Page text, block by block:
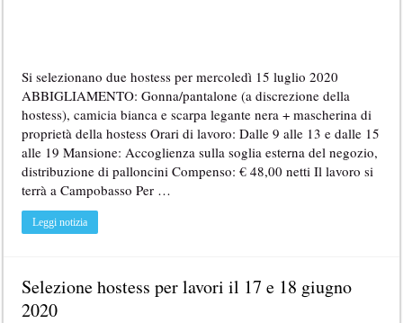
Si selezionano due hostess per mercoledì 15 luglio 2020
ABBIGLIAMENTO: Gonna/pantalone (a discrezione della
hostess), camicia bianca e scarpa legante nera + mascherina di
proprietà della hostess Orari di lavoro: Dalle 9 alle 13 e dalle 15
alle 19 Mansione: Accoglienza sulla soglia esterna del negozio,
distribuzione di palloncini Compenso: € 48,00 netti Il lavoro si
terrà a Campobasso Per …
Leggi notizia
Selezione hostess per lavori il 17 e 18 giugno
2020